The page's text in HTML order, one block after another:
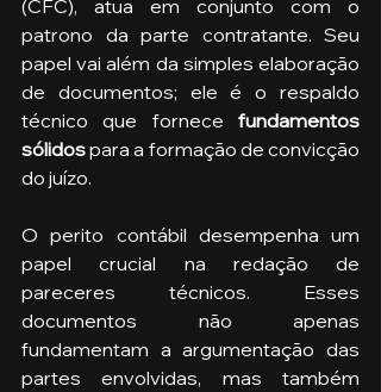
(CFC), atua em conjunto com o
patrono da parte contratante. Seu
papel vai além da simples elaboração
de documentos; ele é o respaldo
técnico que fornece fundamentos
sólidos para a formação de convicção
do juízo.
O perito contábil desempenha um
papel crucial na redação de
pareceres técnicos. Esses
documentos não apenas
fundamentam a argumentação das
partes envolvidas, mas também